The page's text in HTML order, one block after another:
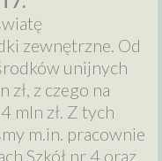
zewnętrzne. Od
unijnych
zł, z czego na
mln zł. Z tych
m.in. pracownie
Szkół nr 4 oraz